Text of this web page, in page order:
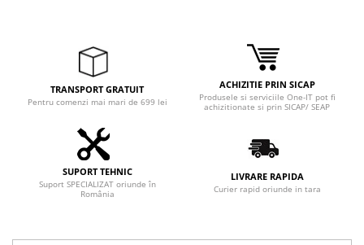
TRANSPORT GRATUIT
Pentru comenzi mai mari de 699 lei
ACHIZITIE PRIN SICAP
Produsele si serviciile One-IT pot fi
achizitionate si prin SICAP/ SEAP
SUPORT TEHNIC
Suport SPECIALIZAT oriunde în
România
LIVRARE RAPIDA
Curier rapid oriunde in tara